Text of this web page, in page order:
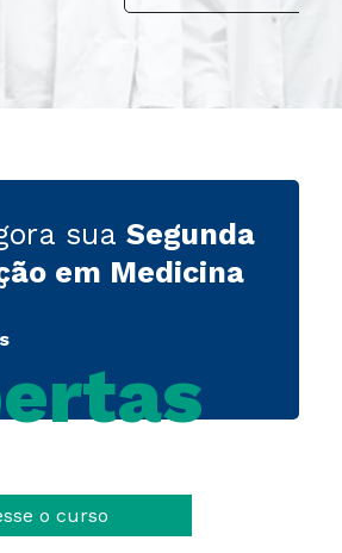
sua Segunda
em Medicina
o curso